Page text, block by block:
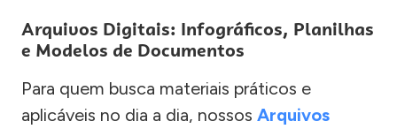
Arquivos Digitais: Infográficos, Planilhas
e Modelos de Documentos
Para quem busca materiais práticos e
aplicáveis no dia a dia, nossos Arquivos